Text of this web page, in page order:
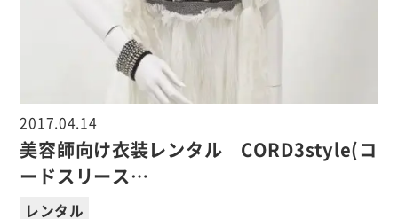
2017.04.14
美容師向け衣装レンタル CORD3style(コ
ードスリース…
レンタル